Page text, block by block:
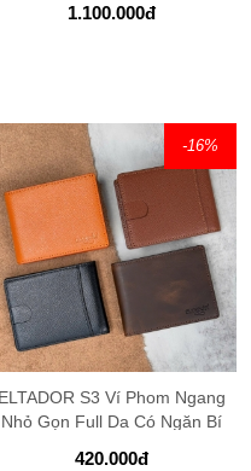
1.100.000đ
-16%
ELTADOR S3 Ví Phom Ngang
Nhỏ Gọn Full Da Có Ngăn Bí
420.000đ